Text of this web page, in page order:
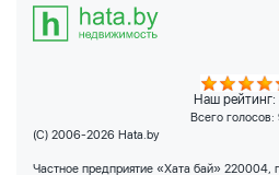
Наш рейтинг:
Всего голосов:
(C) 2006-2026 Hata.by
Частное предприятие «Хата бай» 220004,